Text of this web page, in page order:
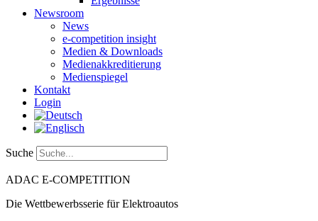
Newsroom
News
e-competition insight
Medien & Downloads
Medienakkreditierung
Medienspiegel
Kontakt
Login
Suche
ADAC E-COMPETITION
Die Wettbewerbsserie für Elektroautos